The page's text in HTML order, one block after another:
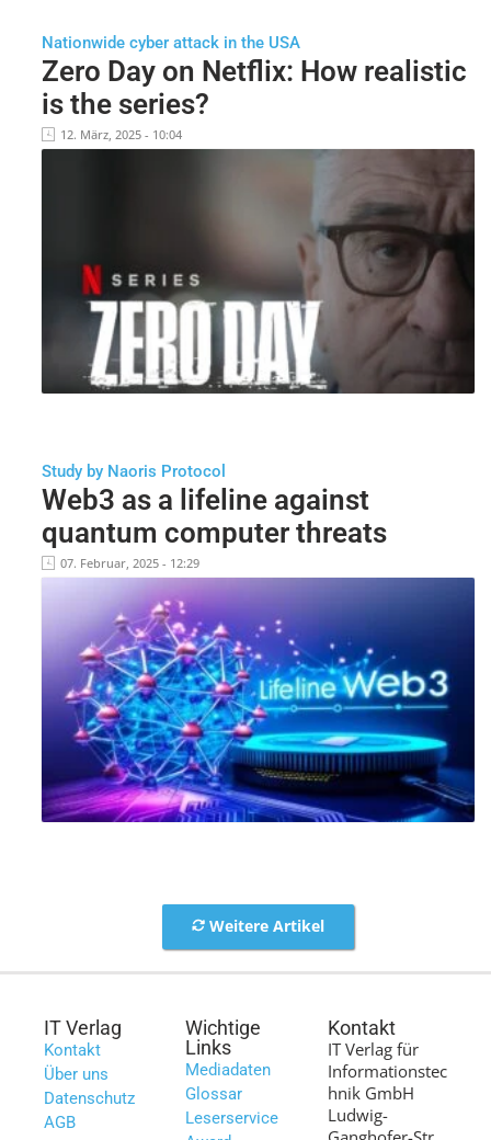
Nationwide cyber attack in the USA
Zero Day on Netflix: How realistic
is the series?
12. März, 2025 - 10:04
Study by Naoris Protocol
Web3 as a lifeline against
quantum computer threats
07. Februar, 2025 - 12:29
Weitere Artikel
IT Verlag
Kontakt
Über uns
Datenschutz
AGB
Wichtige
Links
Mediadaten
Glossar
Leserservice
Kontakt
IT Verlag für
Informationstec
hnik GmbH
Ludwig-